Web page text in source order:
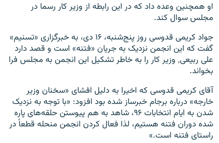
او همچنین وعده داد که در این رابطه از وزیر کار رسما در
مجلس سوال کند.
جواد کریمی قدوسی روز پنج‌شنبه، ۱۶ دی، به خبرگزاری «تسنیم»
گفت که این انجمن نزدیک به جریان «فتنه» است و قصد دارد
علی ربیعی٬ وزیر کار را به خاطر تشکیل این انجمن به مجلس فرا
بخواند.
آقای کریمی قدوسی که اخیرا به دلیل افشای «سخنان وزیر
خارجه» درباره برجام خبرساز شده بود افزود: «با توجه به نزدیک
شدن به ایام انتخابات ۹۶، شاهد به هم پیوستن حلقه‌های پاره
شده دوران فتنه هستیم، لذا فعال کردن انجمن منحله قطعاً در
راستای فتنه است.»